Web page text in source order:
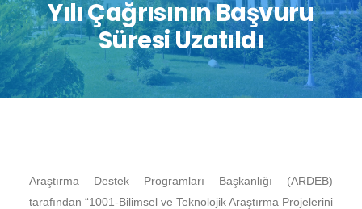
Site içi arama
Yılı Çağrısının Başvuru
Süresi Uzatıldı
Araştırma Destek Programları Başkanlığı (ARDEB)
tarafından “1001-Bilimsel ve Teknolojik Araştırma Projelerini